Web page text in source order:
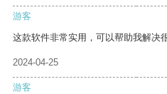
游客
这款软件非常实用，可以帮助我解决
2024-04-25
游客